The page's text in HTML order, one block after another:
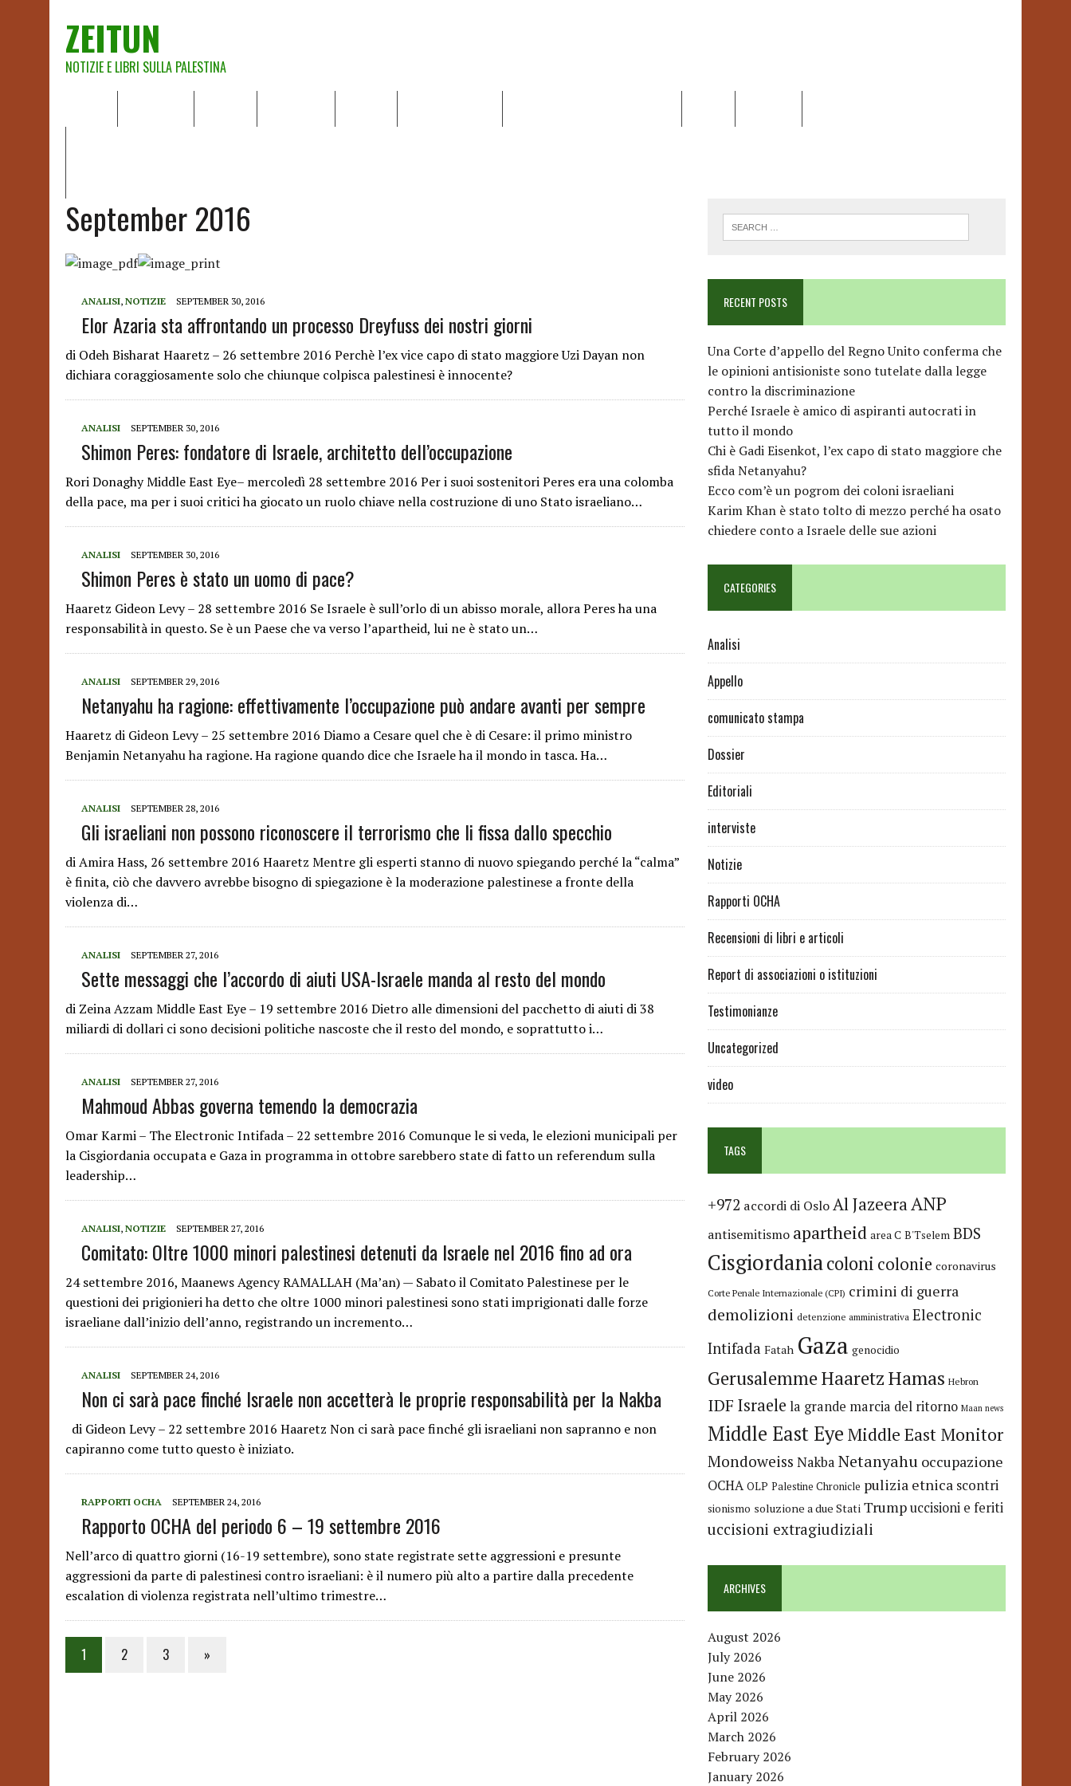
ZEITUN
NOTIZIE E LIBRI SULLA PALESTINA
September 2016
ANALISI, NOTIZIE SEPTEMBER 30, 2016
Elor Azaria sta affrontando un processo Dreyfuss dei nostri giorni
di Odeh Bisharat Haaretz – 26 settembre 2016 Perchè l’ex vice capo di stato maggiore Uzi Dayan non
dichiara coraggiosamente solo che chiunque colpisca palestinesi è innocente?
ANALISI SEPTEMBER 30, 2016
Shimon Peres: fondatore di Israele, architetto dell’occupazione
Rori Donaghy Middle East Eye– mercoledì 28 settembre 2016 Per i suoi sostenitori Peres era una colomba
della pace, ma per i suoi critici ha giocato un ruolo chiave nella costruzione di uno Stato israeliano…
ANALISI SEPTEMBER 30, 2016
Shimon Peres è stato un uomo di pace?
Haaretz Gideon Levy – 28 settembre 2016 Se Israele è sull’orlo di un abisso morale, allora Peres ha una
responsabilità in questo. Se è un Paese che va verso l’apartheid, lui ne è stato un…
ANALISI SEPTEMBER 29, 2016
Netanyahu ha ragione: effettivamente l’occupazione può andare avanti per sempre
Haaretz di Gideon Levy – 25 settembre 2016 Diamo a Cesare quel che è di Cesare: il primo ministro
Benjamin Netanyahu ha ragione. Ha ragione quando dice che Israele ha il mondo in tasca. Ha…
ANALISI SEPTEMBER 28, 2016
Gli israeliani non possono riconoscere il terrorismo che li fissa dallo specchio
di Amira Hass, 26 settembre 2016 Haaretz Mentre gli esperti stanno di nuovo spiegando perché la “calma”
è finita, ciò che davvero avrebbe bisogno di spiegazione è la moderazione palestinese a fronte della
violenza di…
ANALISI SEPTEMBER 27, 2016
Sette messaggi che l’accordo di aiuti USA-Israele manda al resto del mondo
di Zeina Azzam Middle East Eye – 19 settembre 2016 Dietro alle dimensioni del pacchetto di aiuti di 38
miliardi di dollari ci sono decisioni politiche nascoste che il resto del mondo, e soprattutto i…
ANALISI SEPTEMBER 27, 2016
Mahmoud Abbas governa temendo la democrazia
Omar Karmi – The Electronic Intifada – 22 settembre 2016 Comunque le si veda, le elezioni municipali per
la Cisgiordania occupata e Gaza in programma in ottobre sarebbero state di fatto un referendum sulla
leadership…
ANALISI, NOTIZIE SEPTEMBER 27, 2016
Comitato: Oltre 1000 minori palestinesi detenuti da Israele nel 2016 fino ad ora
24 settembre 2016, Maanews Agency RAMALLAH (Ma’an) — Sabato il Comitato Palestinese per le
questioni dei prigionieri ha detto che oltre 1000 minori palestinesi sono stati imprigionati dalle forze
israeliane dall’inizio dell’anno, registrando un incremento…
ANALISI SEPTEMBER 24, 2016
Non ci sarà pace finché Israele non accetterà le proprie responsabilità per la Nakba
di Gideon Levy – 22 settembre 2016 Haaretz Non ci sarà pace finché gli israeliani non sapranno e non
capiranno come tutto questo è iniziato.
RAPPORTI OCHA SEPTEMBER 24, 2016
Rapporto OCHA del periodo 6 – 19 settembre 2016
Nell’arco di quattro giorni (16-19 settembre), sono state registrate sette aggressioni e presunte
aggressioni da parte di palestinesi contro israeliani: è il numero più alto a partire dalla precedente
escalation di violenza registrata nell’ultimo trimestre…
Posts
pagination
1 2 3 »
RECENT POSTS
Una Corte d’appello del Regno Unito conferma che
le opinioni antisioniste sono tutelate dalla legge
contro la discriminazione
Perché Israele è amico di aspiranti autocrati in
tutto il mondo
Chi è Gadi Eisenkot, l’ex capo di stato maggiore che
sfida Netanyahu?
Ecco com’è un pogrom dei coloni israeliani
Karim Khan è stato tolto di mezzo perché ha osato
chiedere conto a Israele delle sue azioni
CATEGORIES
Analisi
Appello
comunicato stampa
Dossier
Editoriali
interviste
Notizie
Rapporti OCHA
Recensioni di libri e articoli
Report di associazioni o istituzioni
Testimonianze
Uncategorized
video
TAGS
+972 accordi di OsloAl JazeeraANP
antisemitismo apartheid area C B'Tselem BDS
Cisgiordaniacoloni colonie coronavirus
Corte Penale Internazionale (CPI) crimini di guerra
demolizioni detenzione amministrativa Electronic
Intifada Fatah Gaza genocidio
GerusalemmeHaaretzHamas Hebron
IDF Israele la grande marcia del ritorno Maan news
Middle East Eye Middle East Monitor
Mondoweiss Nakba Netanyahu occupazione
OCHA OLP Palestine Chronicle pulizia etnica scontri
sionismo soluzione a due Stati Trumpuccisioni e feriti
uccisioni extragiudiziali
ARCHIVES
August 2026
July 2026
June 2026
May 2026
April 2026
March 2026
February 2026
January 2026